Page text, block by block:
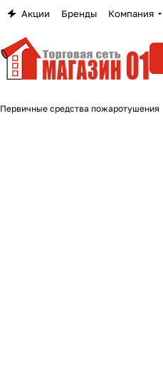
Акции Бренды Компания
Первичные средства пожаротушения